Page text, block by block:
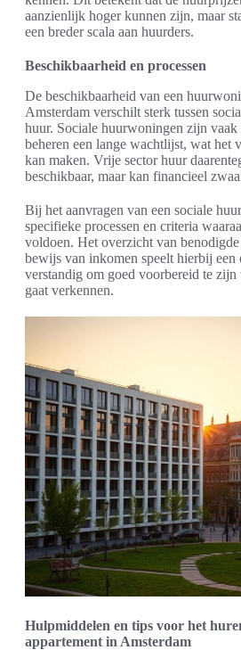
aanzienlijk hoger kunnen zijn, maar
een breder scala aan huurders.
Beschikbaarheid en processen
De beschikbaarheid van een
Amsterdam verschilt sterk tussen
huur. Sociale huurwoningen zijn vaak
beheren een lange wachtlijst, wat het
kan maken. Vrije sector huur
beschikbaar, maar kan financieel
Bij het aanvragen van een sociale
specifieke processen en criteria
voldoen. Het overzicht van
bewijs van inkomen speelt hierbij
verstandig om goed voorbereid te zijn
gaat verkennen.
Hulpmiddelen en tips voor het
appartement in Amsterdam